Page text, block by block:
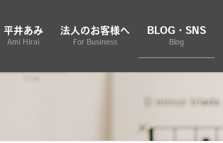
平井あみ
Ami Hirai
法人のお客様へ
For Business
BLOG・SNS
Blog